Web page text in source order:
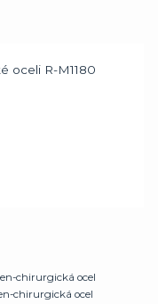
chirurgická ocel
chirurgická ocel